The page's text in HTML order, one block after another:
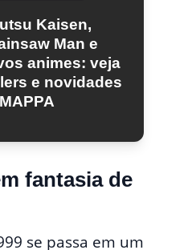
Kaisen,
Man e
animes: veja
e novidades
fantasia de
se passa em um